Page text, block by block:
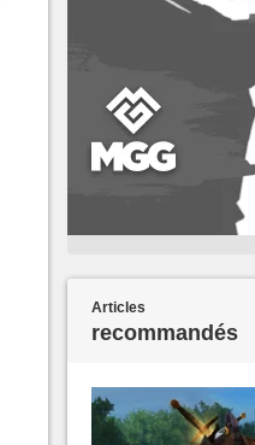
Articles
recommandés